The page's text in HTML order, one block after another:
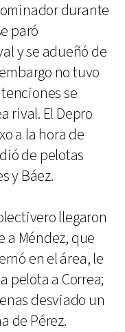
durante
paró
y se adueñó de
no tuvo
se
rival. El Depro
a la hora de
de pelotas
y Báez.
llegaron
a Méndez, que
en el área, le
pelota a Correa;
desviado un
de Pérez.